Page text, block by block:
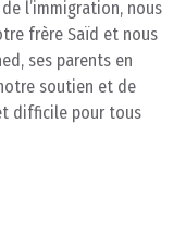
l’immigration, nous
frère Saïd et nous
ses parents en
soutien et de
difficile pour tous